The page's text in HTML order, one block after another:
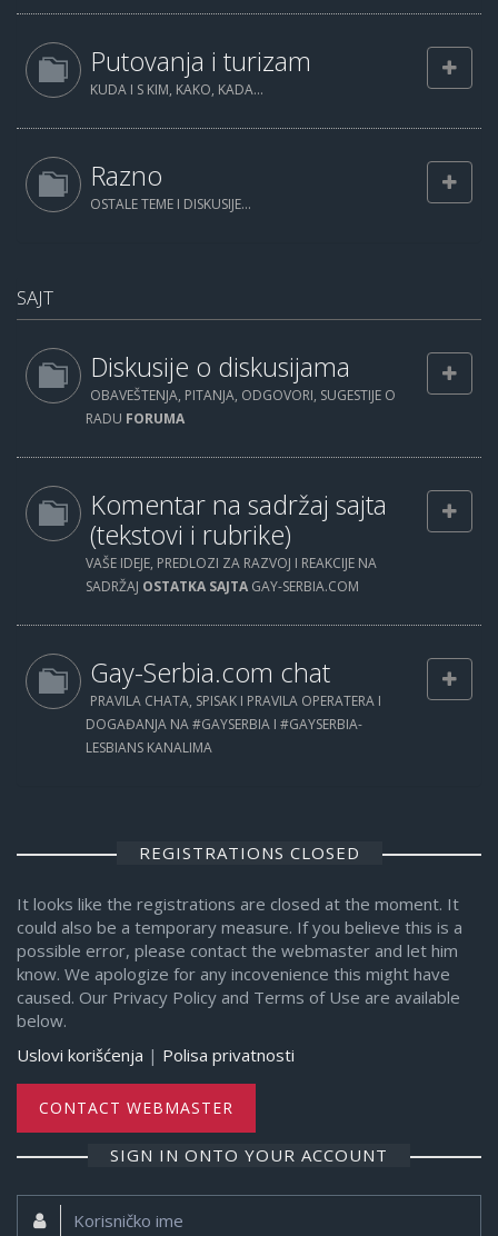
Putovanja i turizam
KUDA I S KIM, KAKO, KADA...
Razno
OSTALE TEME I DISKUSIJE...
SAJT
Diskusije o diskusijama
OBAVEŠTENJA, PITANJA, ODGOVORI, SUGESTIJE O
RADU FORUMA
Komentar na sadržaj sajta
(tekstovi i rubrike)
VAŠE IDEJE, PREDLOZI ZA RAZVOJ I REAKCIJE NA
SADRŽAJ OSTATKA SAJTA GAY-SERBIA.COM
Gay-Serbia.com chat
PRAVILA CHATA, SPISAK I PRAVILA OPERATERA I
DOGAĐANJA NA #GAYSERBIA I #GAYSERBIA-
LESBIANS KANALIMA
REGISTRATIONS CLOSED
It looks like the registrations are closed at the moment. It
could also be a temporary measure. If you believe this is a
possible error, please contact the webmaster and let him
know. We apologize for any incovenience this might have
caused. Our Privacy Policy and Terms of Use are available
below.
Uslovi korišćenja | Polisa privatnosti
CONTACT WEBMASTER
SIGN IN ONTO YOUR ACCOUNT
Korisničko